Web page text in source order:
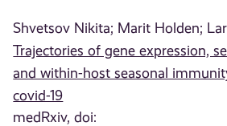
Shvetsov Nikita; Marit Holden;
Trajectories of gene expression,
and within-host seasonal
covid-19
medRxiv, doi: